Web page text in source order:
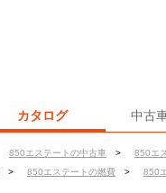
カタログ 中古
850エステートの中古車 > 850エ
> 850エステートの燃費 > 850